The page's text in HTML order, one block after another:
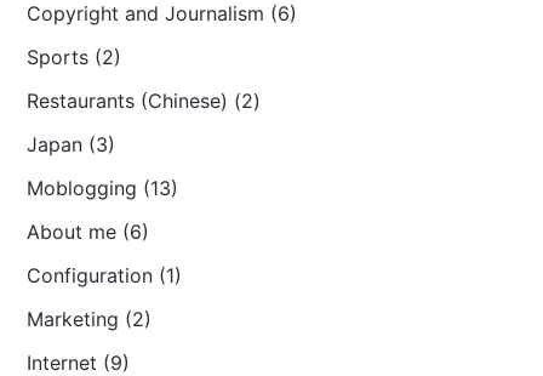
Copyright and Journalism (6)
Sports (2)
Restaurants (Chinese) (2)
Japan (3)
Moblogging (13)
About me (6)
Configuration (1)
Marketing (2)
Internet (9)